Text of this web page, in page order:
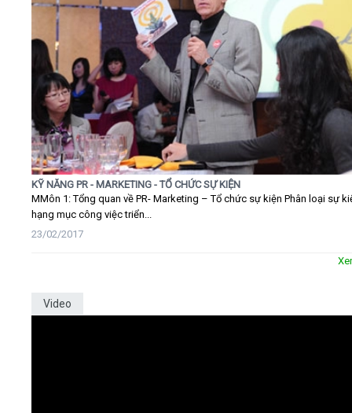
KỸ NĂNG PR - MARKETING - TỔ CHỨC SỰ KIỆN
MMôn 1: Tổng quan về PR- Marketing – Tổ chức sự kiện Phân loại sự
hạng mục công việc triển...
23/02/2017
Video